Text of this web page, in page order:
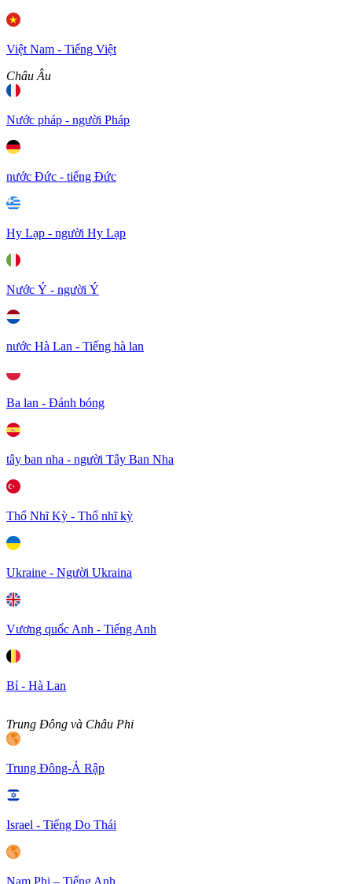
Việt Nam - Tiếng Việt
Châu Âu
Nước pháp - người Pháp
nước Đức - tiếng Đức
Hy Lạp - người Hy Lạp
Nước Ý - người Ý
nước Hà Lan - Tiếng hà lan
Ba lan - Đánh bóng
tây ban nha - người Tây Ban Nha
Thổ Nhĩ Kỳ - Thổ nhĩ kỳ
Ukraine - Người Ukraina
Vương quốc Anh - Tiếng Anh
Bỉ - Hà Lan
Trung Đông và Châu Phi
Trung Đông-Ả Rập
Israel - Tiếng Do Thái
Nam Phi – Tiếng Anh